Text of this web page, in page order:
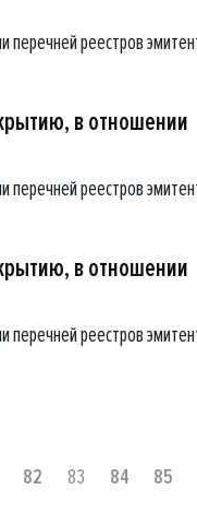
реестров
в отношении
реестров
в отношении
реестров
82 83 84 85